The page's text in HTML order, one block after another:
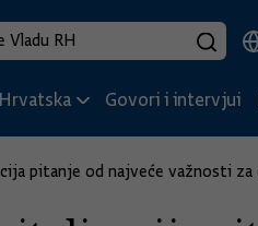
Govori i intervjui
pitanje od najveće važnosti